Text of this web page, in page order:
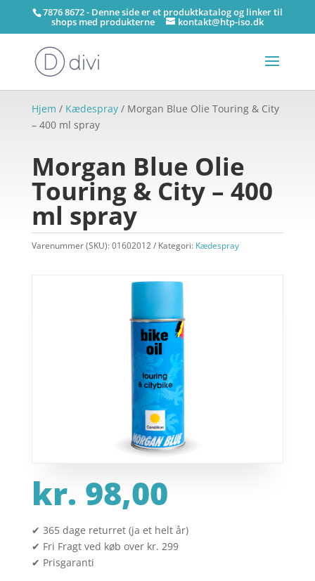
7876 8672 - Denne side er et produktkatalog og linker til
shops med produkterne kontakt@htp-iso.dk
Hjem / Kædespray/ Morgan Blue Olie Touring & City
– 400 ml spray
Morgan Blue Olie
Touring & City – 400
ml spray
Varenummer (SKU):01602012 Kategori: Kædespray
kr. 98,00
✔ 365 dage returret (ja et helt år)
✔ Fri Fragt ved køb over kr. 299
✔ Prisgaranti